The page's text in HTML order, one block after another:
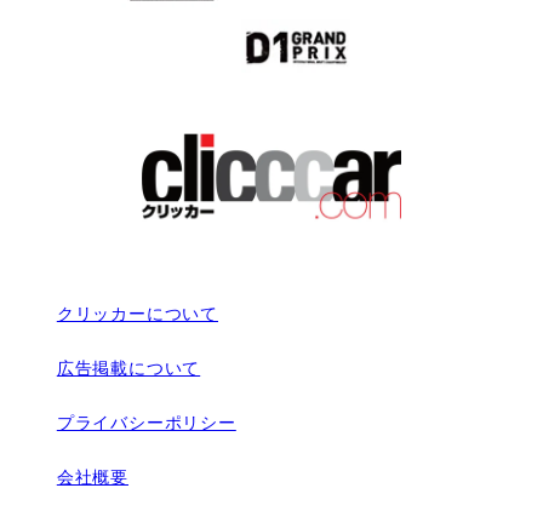
クリッカーについて
広告掲載について
プライバシーポリシー
会社概要